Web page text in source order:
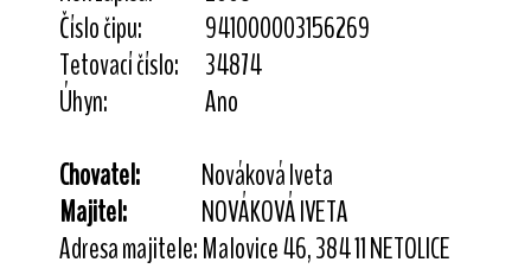
Číslo čipu:
941000003156269
Tetovací číslo:
34874
Úhyn:
Ano
Chovatel:
Nováková Iveta
Majitel:
NOVÁKOVÁ IVETA
Adresa majitele:Malovice 46, 384 11 NETOLICE